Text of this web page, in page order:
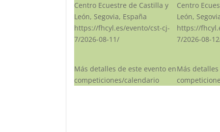
Centro Ecuestre de Castilla y
León, Segovia, España
https://fhcyl.es/evento/cst-cj-
7/2026-08-11/
Más detalles de este evento en
competiciones/calendario
Centro
León,
https://
7/2026-08-
Más